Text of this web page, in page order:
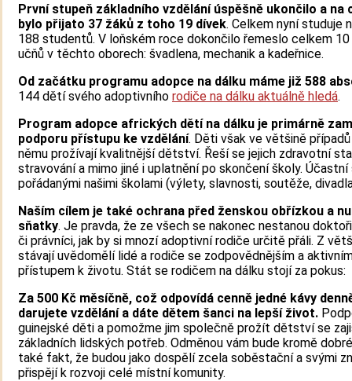
První stupeň základního vzdělání úspěšně ukončilo a na
bylo přijato 37 žáků z toho 19 dívek. Celkem nyní studuje
188 studentů. V loňském roce dokončilo řemeslo celkem
učňů v těchto oborech: švadlena, mechanik a kadeřnice.
Od začátku programu adopce na dálku máme již 588
144 dětí svého adoptivního rodiče na dálku aktuálně hledá.
Program adopce afrických dětí na dálku je primárně
podporu přístupu ke vzdělání. Děti však ve většině
němu prožívají kvalitnější dětství. Řeší se jejich zdravotní
stravování a mimo jiné i uplatnění po skončení školy. Účastní
pořádanými našimi školami (výlety, slavnosti, soutěže,
Naším cílem je také ochrana před ženskou obřízkou a
sňatky. Je pravda, že ze všech se nakonec nestanou
či právníci, jak by si mnozí adoptivní rodiče určitě přáli. Z
stávají uvědomělí lidé a rodiče se zodpovědnějším a
přístupem k životu. Stát se rodičem na dálku stojí za pokus:
Za 500 Kč měsíčně, což odpovídá cenně jedné kávy
darujete vzdělání a dáte dětem šanci na lepší život.
guinejské děti a pomožme jim společně prožít dětství se
základních lidských potřeb. Odměnou vám bude kromě
také fakt, že budou jako dospělí zcela soběstační a svými
přispějí k rozvoji celé místní komunity.